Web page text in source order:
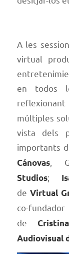
A les
virtual
en todos
reflexionant
múltiples
vista dels
importants
Cánovas,
Studios;
de Virtual
co-fundador
de
Audiovisual